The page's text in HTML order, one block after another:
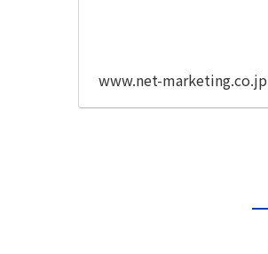
www.net-marketing.co.jp